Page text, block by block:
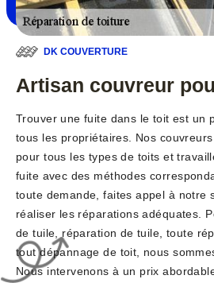
DK COUVERTURE
Artisan couvreur
Trouver une fuite dans le toit est un
tous les propriétaires. Nos
pour tous les types de toits et
fuite avec des méthodes
toute demande, faites appel à notre
réaliser les réparations adéquates.
de tuile, réparation de tuile, toute
tout dépannage de toit, nous
Nous intervenons à un prix